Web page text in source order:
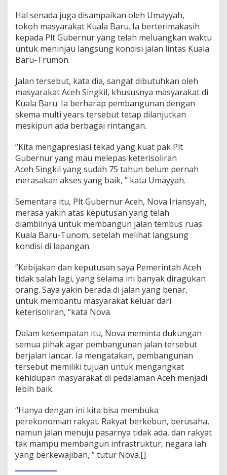
Hal senada juga disampaikan oleh Umayyah,
tokoh masyarakat Kuala Baru. Ia berterimakasih
kepada Plt Gubernur yang telah meluangkan waktu
untuk meninjau langsung kondisi jalan lintas Kuala
Baru-Trumon.
Jalan tersebut, kata dia, sangat dibutuhkan oleh
masyarakat Aceh Singkil, khususnya masyarakat di
Kuala Baru. Ia berharap pembangunan dengan
skema multi years tersebut tetap dilanjutkan
meskipun ada berbagai rintangan.
“Kita mengapresiasi tekad yang kuat pak Plt
Gubernur yang mau melepas keterisoliran
Aceh Singkil yang sudah 75 tahun belum pernah
merasakan akses yang baik, ” kata Umayyah.
Sementara itu, Plt Gubernur Aceh, Nova Iriansyah,
merasa yakin atas keputusan yang telah
diambilnya untuk membangun jalan tembus ruas
Kuala Baru-Tunom, setelah melihat langsung
kondisi di lapangan.
“Kebijakan dan keputusan saya Pemerintah Aceh
tidak salah lagi, yang selama ini banyak diragukan
orang. Saya yakin berada di jalan yang benar,
untuk membantu masyarakat keluar dari
keterisoliran, “kata Nova.
Dalam kesempatan itu, Nova meminta dukungan
semua pihak agar pembangunan jalan tersebut
berjalan lancar. Ia mengatakan, pembangunan
tersebut memiliki tujuan untuk mengangkat
kehidupan masyarakat di pedalaman Aceh menjadi
lebih baik.
“Hanya dengan ini kita bisa membuka
perekonomian rakyat. Rakyat berkebun, berusaha,
namun jalan menuju pasarnya tidak ada, dan rakyat
tak mampu membangun infrastruktur, negara lah
yang berkewajiban, ” tutur Nova.[]